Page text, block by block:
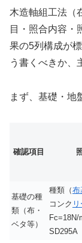
木造軸組工法（
目・照合内容・
果の5列構成が
う書くべきか、
まず、基礎・地
確認項目
基礎の種
類（布・
ベタ等）
種類（布
コンク
Fc=18N/
SD295A